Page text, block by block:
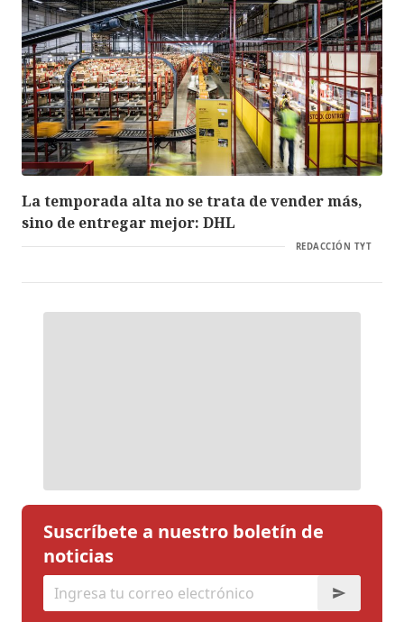
La temporada alta no se trata de vender más,
sino de entregar mejor: DHL
REDACCIÓN TYT
Suscríbete a nuestro boletín de
noticias